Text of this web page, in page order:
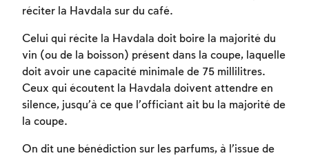
réciter la Havdala sur du café.
Celui qui récite la Havdala doit boire la majorité du
vin (ou de la boisson) présent dans la coupe, laquelle
doit avoir une capacité minimale de 75 millilitres.
Ceux qui écoutent la Havdala doivent attendre en
silence, jusqu’à ce que l’officiant ait bu la majorité de
la coupe.
On dit une bénédiction sur les parfums, à l’issue de